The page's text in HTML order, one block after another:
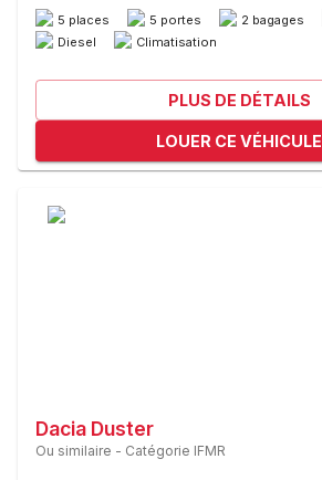
5 places 5 portes 2 bagages
Diesel
Climatisation
PLUS DE DÉTAILS
LOUER CE VÉHICULE
Dacia Duster
Ou similaire - Catégorie IFMR